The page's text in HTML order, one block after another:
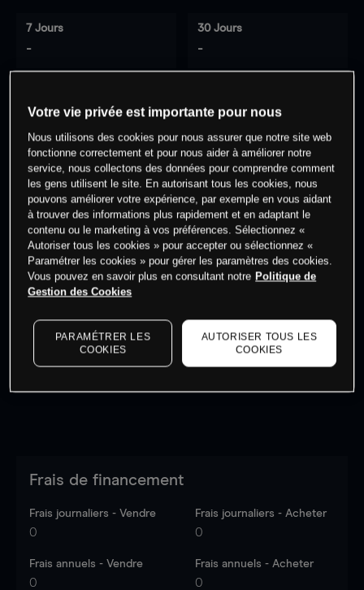
7 Jours
-
30 Jours
-
0% des clients ont une position à
cet actif
Commencez à trader
Les prix sont indicatifs.
dernières données du marché.Log into see latest
market data
Frais de financement
Frais journaliers - Vendre
0
Frais journaliers - Acheter
0
Frais annuels - Vendre
0
Frais annuels - Acheter
0
Votre vie privée est importante pour nous
Nous utilisons des cookies pour nous assurer que notre site web
fonctionne correctement et pour nous aider à améliorer notre
service, nous collectons des données pour comprendre comment
les gens utilisent le site. En autorisant tous les cookies, nous
pouvons améliorer votre expérience, par exemple en vous aidant
à trouver des informations plus rapidement et en adaptant le
contenu ou le marketing à vos préférences. Sélectionnez «
Autoriser tous les cookies » pour accepter ou sélectionnez «
Paramétrer les cookies » pour gérer les paramètres des cookies.
Vous pouvez en savoir plus en consultant notre Politique de
Gestion des Cookies
PARAMÉTRER LES
COOKIES
AUTORISER TOUS LES
COOKIES